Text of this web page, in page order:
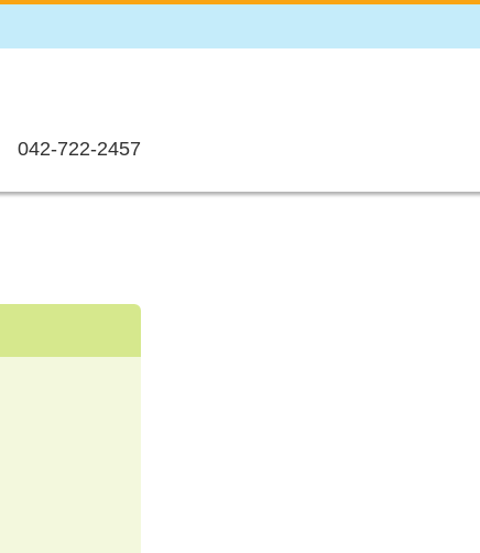
042-722-2457